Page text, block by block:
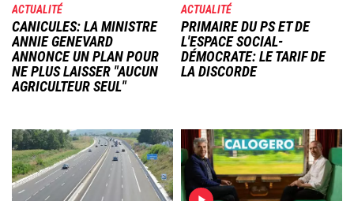
ACTUALITÉ
CANICULES: LA MINISTRE
ANNIE GENEVARD
ANNONCE UN PLAN POUR
NE PLUS LAISSER "AUCUN
AGRICULTEUR SEUL"
ACTUALITÉ
PRIMAIRE DU PS ET DE
L'ESPACE SOCIAL-
DÉMOCRATE: LE TARIF DE
LA DISCORDE
Image Image